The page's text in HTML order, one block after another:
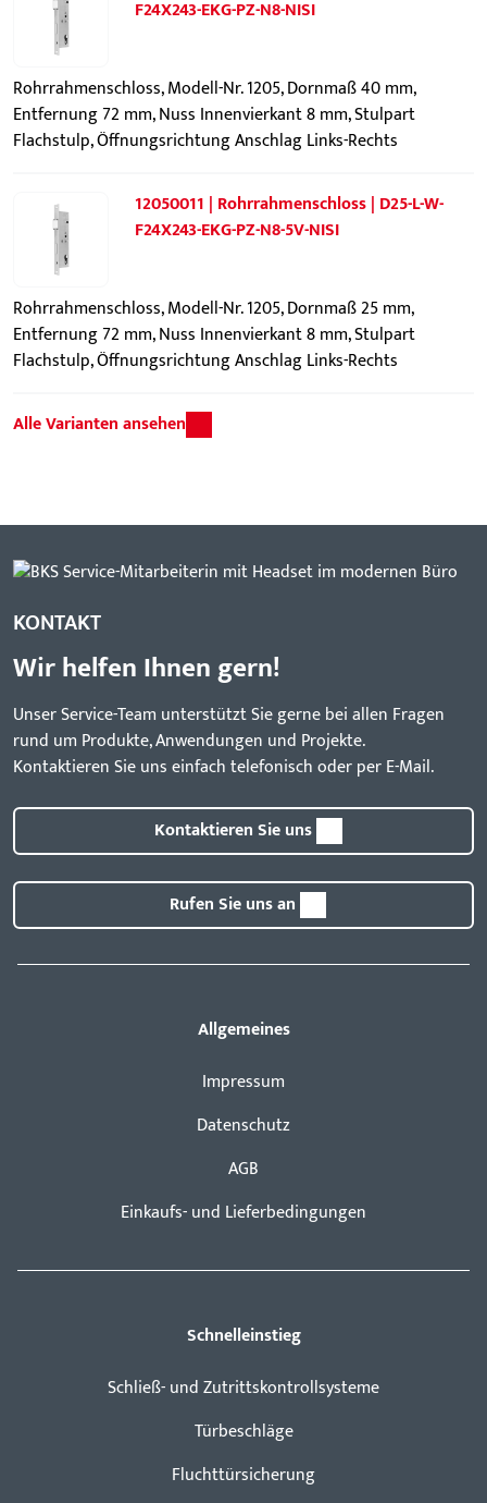
F24X243-EKG-PZ-N8-NISI
Rohrrahmenschloss, Modell-Nr. 1205, Dornmaß 40 mm,
Entfernung 72 mm, Nuss Innenvierkant 8 mm, Stulpart
Flachstulp, Öffnungsrichtung Anschlag Links-Rechts
12050011 | Rohrrahmenschloss | D25-L-W-
F24X243-EKG-PZ-N8-5V-NISI
Rohrrahmenschloss, Modell-Nr. 1205, Dornmaß 25 mm,
Entfernung 72 mm, Nuss Innenvierkant 8 mm, Stulpart
Flachstulp, Öffnungsrichtung Anschlag Links-Rechts
Alle Varianten ansehen
KONTAKT
Wir helfen Ihnen gern!
Unser Service-Team unterstützt Sie gerne bei allen Fragen
rund um Produkte, Anwendungen und Projekte.
Kontaktieren Sie uns einfach telefonisch oder per E-Mail.
Kontaktieren Sie uns
Rufen Sie uns an
Allgemeines
Impressum
Datenschutz
AGB
Einkaufs- und Lieferbedingungen
Schnelleinstieg
Schließ- und Zutrittskontrollsysteme
Türbeschläge
Fluchttürsicherung